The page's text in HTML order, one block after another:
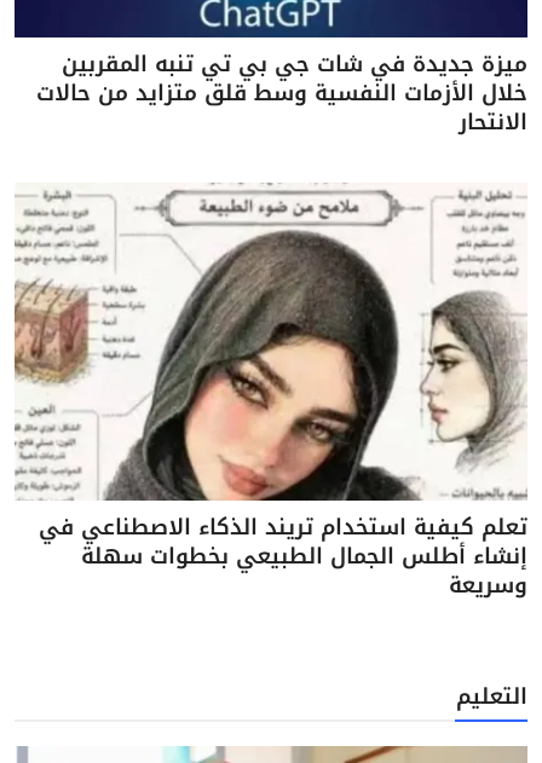
ميزة جديدة في شات جي بي تي تنبه المقربين
خلال الأزمات النفسية وسط قلق متزايد من حالات
الانتحار
تعلم كيفية استخدام تريند الذكاء الاصطناعي في
إنشاء أطلس الجمال الطبيعي بخطوات سهلة
وسريعة
التعليم